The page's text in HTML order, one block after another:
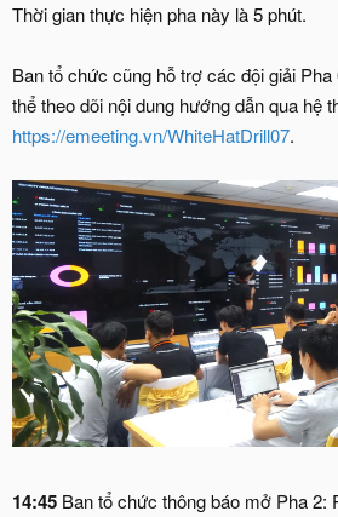
Thời gian thực hiện pha này là 5 phút.
Ban tổ chức cũng hỗ trợ các đội giải
thể theo dõi nội dung hướng dẫn qua hệ
https://emeeting.vn/WhiteHatDrill07.
14:45 Ban tổ chức thông báo mở Pha 2: